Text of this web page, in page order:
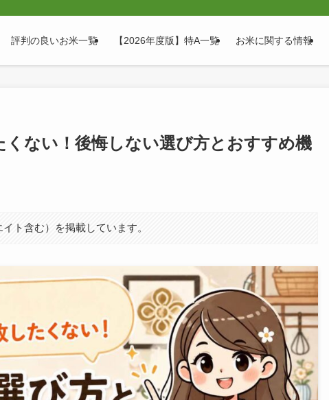
評判の良いお米一覧 【2026年度版】特A一覧 お米に関する情報
ない！後悔しない選び方とおすすめ機
ト含む）を掲載しています。